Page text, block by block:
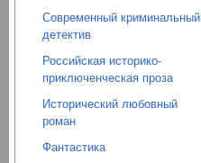
Современный криминальный
детектив
Российская историко-
приключенческая проза
Исторический любовный
роман
Фантастика